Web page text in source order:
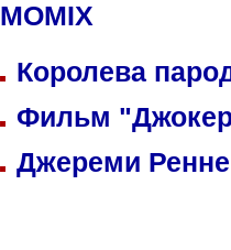
MOMIX
Королева
Фильм
Джереми